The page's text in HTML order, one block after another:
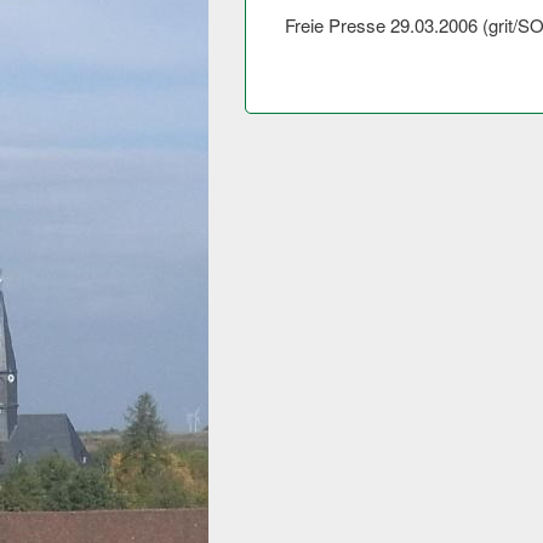
Freie Presse 29.03.2006 (grit/